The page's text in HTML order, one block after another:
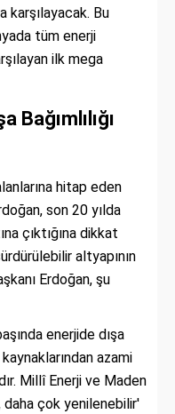
karşılayacak. Bu
tüm enerji
ilk mega
Bağımlılığı
hitap eden
son 20 yılda
çıktığına dikkat
altyapının
Erdoğan, şu
enerjide dışa
azami
Millî Enerji ve Maden
daha çok yenilenebilir'